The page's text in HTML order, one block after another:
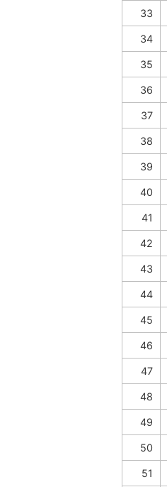
33
34
35
36
37
38
39
40
41
42
43
44
45
46
47
48
49
50
51